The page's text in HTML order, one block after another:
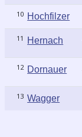
10 Hochfilzer
11 Hernach
12 Dornauer
13 Wagger